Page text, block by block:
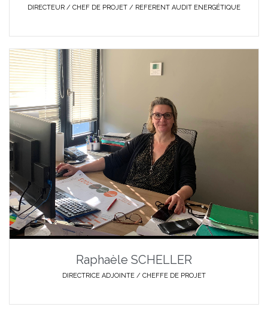
DIRECTEUR / CHEF DE PROJET / REFERENT AUDIT ENERGÉTIQUE
Raphaèle SCHELLER
DIRECTRICE ADJOINTE / CHEFFE DE PROJET